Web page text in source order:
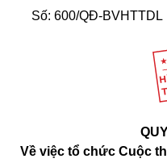
Số: 600/QĐ-BVHTTDL
Về việc tổ chức Cuộc